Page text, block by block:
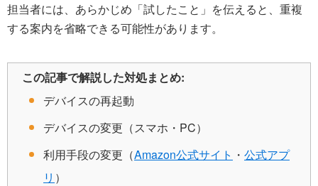
担当者には、あらかじめ「試したこと」を伝えると、重複
する案内を省略できる可能性があります。
この記事で解説した対処まとめ:
デバイスの再起動
デバイスの変更（スマホ・PC）
利用手段の変更（Amazon公式サイト ・ 公式アプ
リ ）